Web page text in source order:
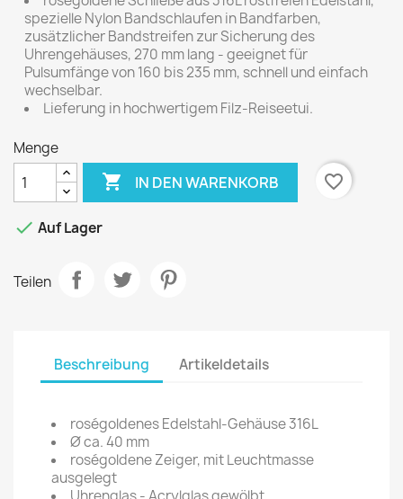
spezielle Nylon Bandschlaufen in Bandfarben,
zusätzlicher Bandstreifen zur Sicherung des
Uhrengehäuses, 270 mm lang - geeignet für
Pulsumfänge von 160 bis 235 mm, schnell und einfach
wechselbar.
Lieferung in hochwertigem Filz-Reiseetui.
Menge
 IN DEN WARENKORB favorite_border
 Auf Lager
Teilen
Beschreibung Artikeldetails
roségoldenes Edelstahl-Gehäuse 316L
Ø ca. 40 mm
roségoldene Zeiger, mit Leuchtmasse
ausgelegt